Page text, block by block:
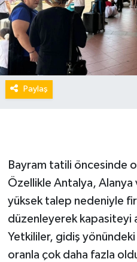
Paylaş
Bayram tatili öncesinde
Özellikle Antalya, Alanya
yüksek talep nedeniyle
düzenleyerek kapasiteyi
Yetkililer, gidiş
oranla çok daha fazla